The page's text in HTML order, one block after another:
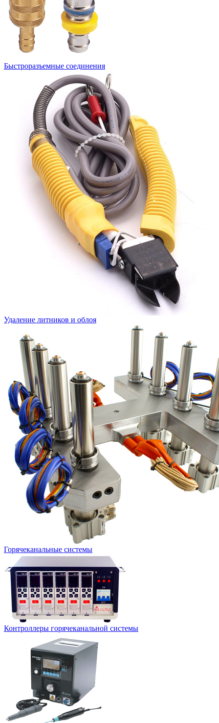
Быстроразъемные соединения
Удаление литников и облоя
Горячеканальные системы
Контроллеры горячеканальной системы